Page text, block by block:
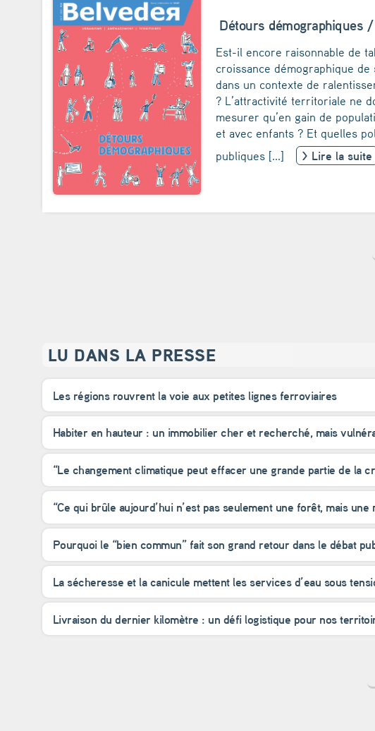
Détours démographiques
Est-il encore raisonnable de
croissance démographique
dans un contexte de
? L’attractivité territoriale ne
mesurer qu’en gain de
et avec enfants ? Et quelles
publiques [...]
> Lire la suite
LU DANS LA PRESSE
Les régions rouvrent la voie aux petites lignes ferroviaires
Habiter en hauteur : un immobilier cher et recherché, mais
“Le changement climatique peut effacer une grande partie de la
“Ce qui brûle aujourd’hui n’est pas seulement une forêt, mais une
Pourquoi le “bien commun” fait son grand retour dans le débat
La sécheresse et la canicule mettent les services d’eau sous
Livraison du dernier kilomètre : un défi logistique pour nos